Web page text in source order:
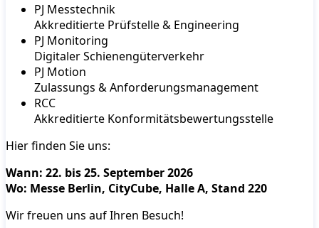
PJ Messtechnik
Akkreditierte Prüfstelle & Engineering
PJ Monitoring
Digitaler Schienengüterverkehr
PJ Motion
Zulassungs & Anforderungsmanagement
RCC
Akkreditierte Konformitätsbewertungsstelle
Hier finden Sie uns:
Wann: 22. bis 25. September 2026
Wo: Messe Berlin, CityCube, Halle A, Stand 220
Wir freuen uns auf Ihren Besuch!